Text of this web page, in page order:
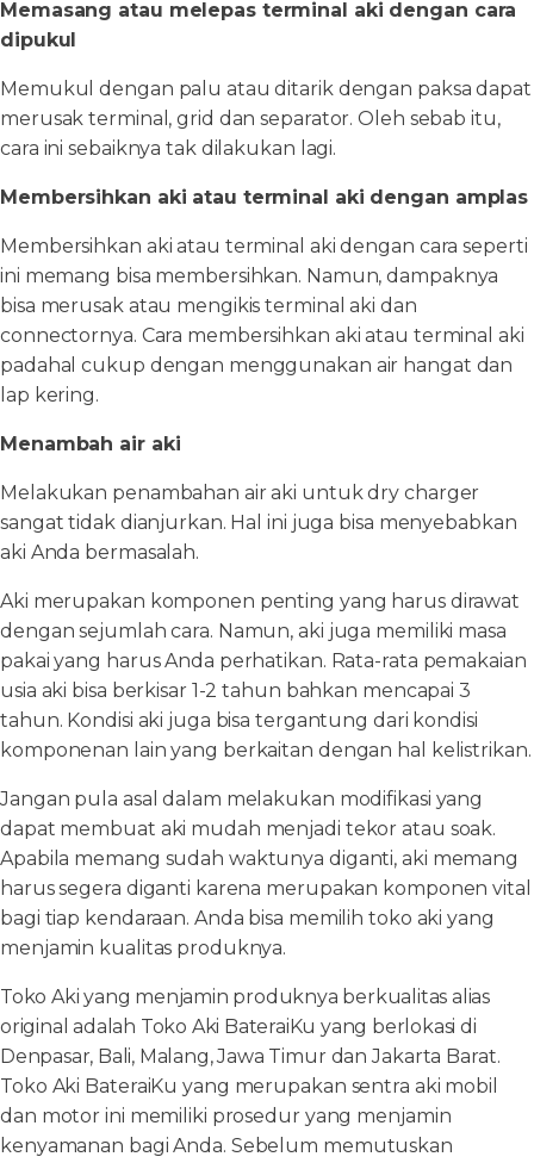
Memasang atau melepas terminal aki dengan cara
dipukul
Memukul dengan palu atau ditarik dengan paksa dapat
merusak terminal, grid dan separator. Oleh sebab itu,
cara ini sebaiknya tak dilakukan lagi.
Membersihkan aki atau terminal aki dengan amplas
Membersihkan aki atau terminal aki dengan cara seperti
ini memang bisa membersihkan. Namun, dampaknya
bisa merusak atau mengikis terminal aki dan
connectornya. Cara membersihkan aki atau terminal aki
padahal cukup dengan menggunakan air hangat dan
lap kering.
Menambah air aki
Melakukan penambahan air aki untuk dry charger
sangat tidak dianjurkan. Hal ini juga bisa menyebabkan
aki Anda bermasalah.
Aki merupakan komponen penting yang harus dirawat
dengan sejumlah cara. Namun, aki juga memiliki masa
pakai yang harus Anda perhatikan. Rata-rata pemakaian
usia aki bisa berkisar 1-2 tahun bahkan mencapai 3
tahun. Kondisi aki juga bisa tergantung dari kondisi
komponenan lain yang berkaitan dengan hal kelistrikan.
Jangan pula asal dalam melakukan modifikasi yang
dapat membuat aki mudah menjadi tekor atau soak.
Apabila memang sudah waktunya diganti, aki memang
harus segera diganti karena merupakan komponen vital
bagi tiap kendaraan. Anda bisa memilih toko aki yang
menjamin kualitas produknya.
Toko Aki yang menjamin produknya berkualitas alias
original adalah Toko Aki BateraiKu yang berlokasi di
Denpasar, Bali, Malang, Jawa Timur dan Jakarta Barat.
Toko Aki BateraiKu yang merupakan sentra aki mobil
dan motor ini memiliki prosedur yang menjamin
kenyamanan bagi Anda. Sebelum memutuskan